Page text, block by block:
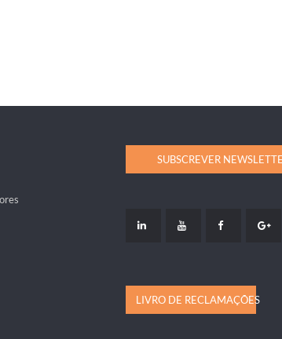
SUBSCREVER
LIVRO DE RECLAMAÇÕES